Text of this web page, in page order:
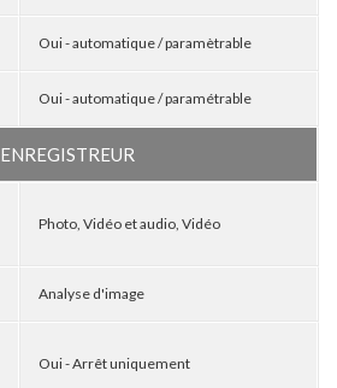
Oui - automatique / paramètrable
Oui - automatique / paramétrable
ENREGISTREUR
Photo, Vidéo et audio, Vidéo
Analyse d'image
Oui - Arrêt uniquement